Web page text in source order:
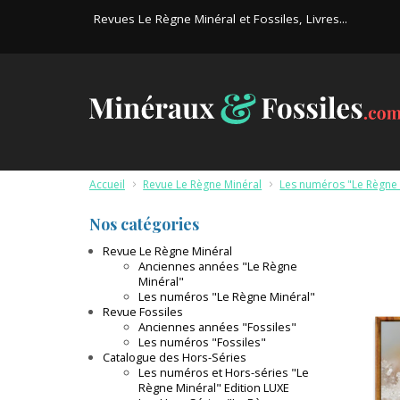
Revues Le Règne Minéral et Fossiles, Livres...
Accueil > Revue Le Règne Minéral > Les numéros "Le
Nos catégories
Revue Le Règne Minéral
Anciennes années "Le Règne
Minéral"
Les numéros "Le Règne Minéral"
Revue Fossiles
Anciennes années "Fossiles"
Les numéros "Fossiles"
Catalogue des Hors-Séries
Les numéros et Hors-séries "Le
Règne Minéral" Edition LUXE